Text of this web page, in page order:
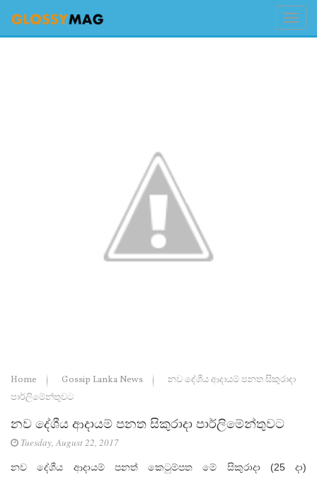
Home Gossip Lanka News
නව දේශීය ආදායම් පනත සිකුරාදා
පාර්ලිමේන්තුවට
නව දේශීය ආදායම් පනත සිකුරාදා පාර්ලිමේන්තුවට
Tuesday, August 22, 2017
නව දේශීය ආදායම් පනත් කෙටුම්පත මේ සිකුරාදා (25 දා)